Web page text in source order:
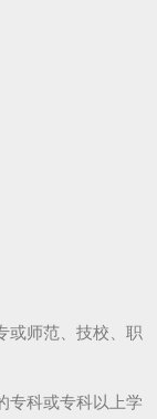
或师范、技校、职
专科或专科以上学